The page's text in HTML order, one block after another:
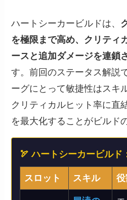
ハートシーカービルドは、
を極限まで高め、クリティ
ースと追加ダメージを連鎖
す。前回のステータス解説
ーグにとって敏捷性はスキ
クリティカルヒット率に直
を最大化することがビルド
🏹 ハートシーカービルド
スロット スキル 役